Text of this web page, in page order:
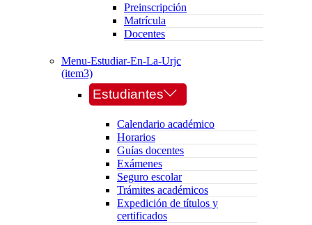
Preinscripción
Matrícula
Docentes
Menu-Estudiar-En-La-Urjc
(item3)
Estudiantes
Calendario académico
Horarios
Guías docentes
Exámenes
Seguro escolar
Trámites académicos
Expedición de títulos y
certificados